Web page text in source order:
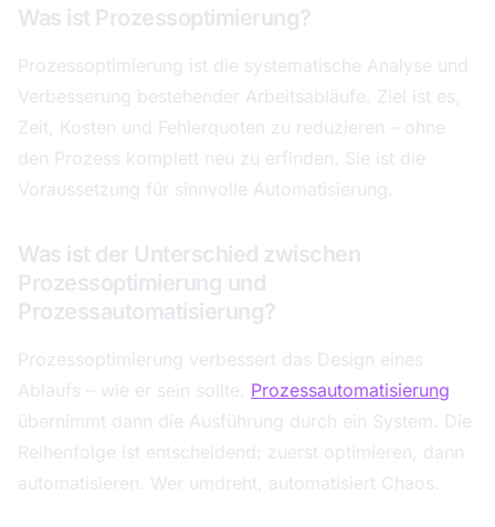
Was ist Prozessoptimierung?
Prozessoptimierung ist die systematische Analyse und
Verbesserung bestehender Arbeitsabläufe. Ziel ist es,
Zeit, Kosten und Fehlerquoten zu reduzieren – ohne
den Prozess komplett neu zu erfinden. Sie ist die
Voraussetzung für sinnvolle Automatisierung.
Was ist der Unterschied zwischen
Prozessoptimierung und
Prozessautomatisierung?
Prozessoptimierung verbessert das Design eines
Ablaufs – wie er sein sollte. Prozessautomatisierung
übernimmt dann die Ausführung durch ein System. Die
Reihenfolge ist entscheidend: zuerst optimieren, dann
automatisieren. Wer umdreht, automatisiert Chaos.